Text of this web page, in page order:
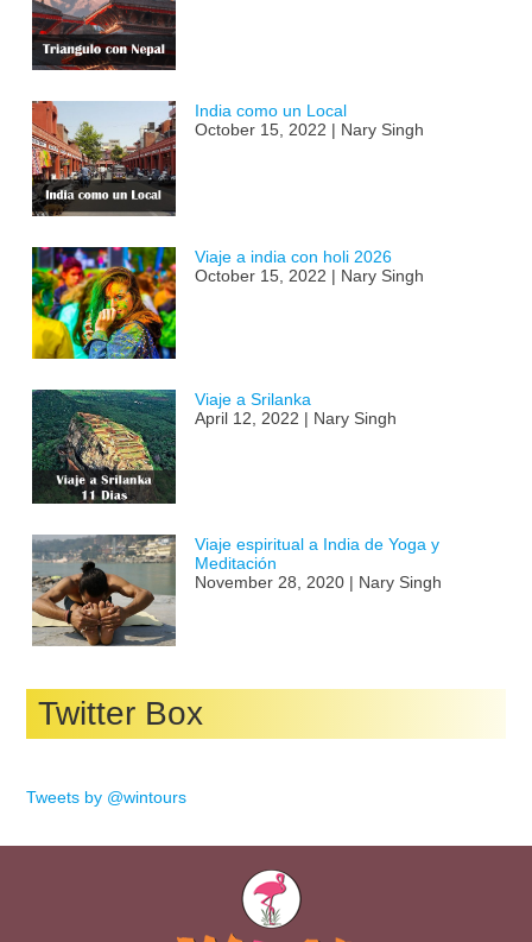
India como un Local
October 15, 2022 | Nary Singh
Viaje a india con holi 2026
October 15, 2022 | Nary Singh
Viaje a Srilanka
April 12, 2022 | Nary Singh
Viaje espiritual a India de Yoga y
Meditación
November 28, 2020 | Nary Singh
Twitter Box
Tweets by @wintours